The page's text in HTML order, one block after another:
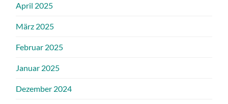
April 2025
März 2025
Februar 2025
Januar 2025
Dezember 2024